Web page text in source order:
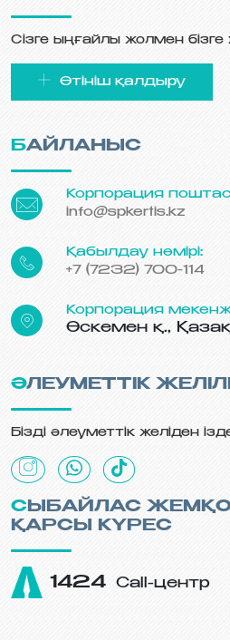
Сізге ыңғайлы жолмен
Өтініш қалдыру
БАЙЛАНЫС
Корпорация
info@spkertis.kz
Қабылдау нөмірі:
+7 (7232) 700-114
Корпорация
Өскемен қ.,
ӘЛЕУМЕТТІК
Бізді әлеуметтік желіден
СЫБАЙЛАС ЖЕМҚОРЛЫҚҚА
ҚАРСЫ КҮРЕС
1424 Call-центр